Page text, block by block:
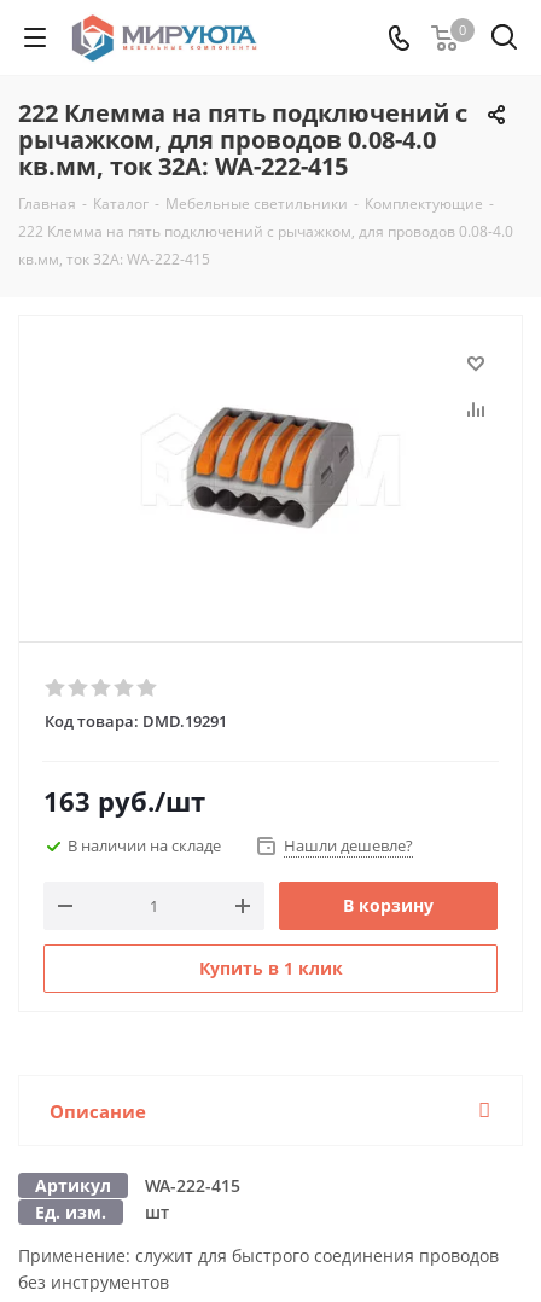
0
222 Клемма на пять подключений с
рычажком, для проводов 0.08-4.0
кв.мм, ток 32А: WA-222-415
Главная - Каталог - Мебельные светильники - Комплектующие -
222 Клемма на пять подключений с рычажком, для проводов 0.08-4.0
кв.мм, ток 32А: WA-222-415
Код товара: DMD.19291
163 руб./шт
В наличии на складе Нашли дешевле?
В корзину
Купить в 1 клик
Описание
Артикул
WA-222-415
Ед. изм.
шт
Применение: служит для быстрого соединения проводов
без инструментов